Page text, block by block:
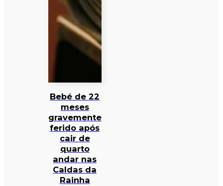
Bebé de 22
meses
gravemente
ferido após
cair de
quarto
andar nas
Caldas da
Rainha